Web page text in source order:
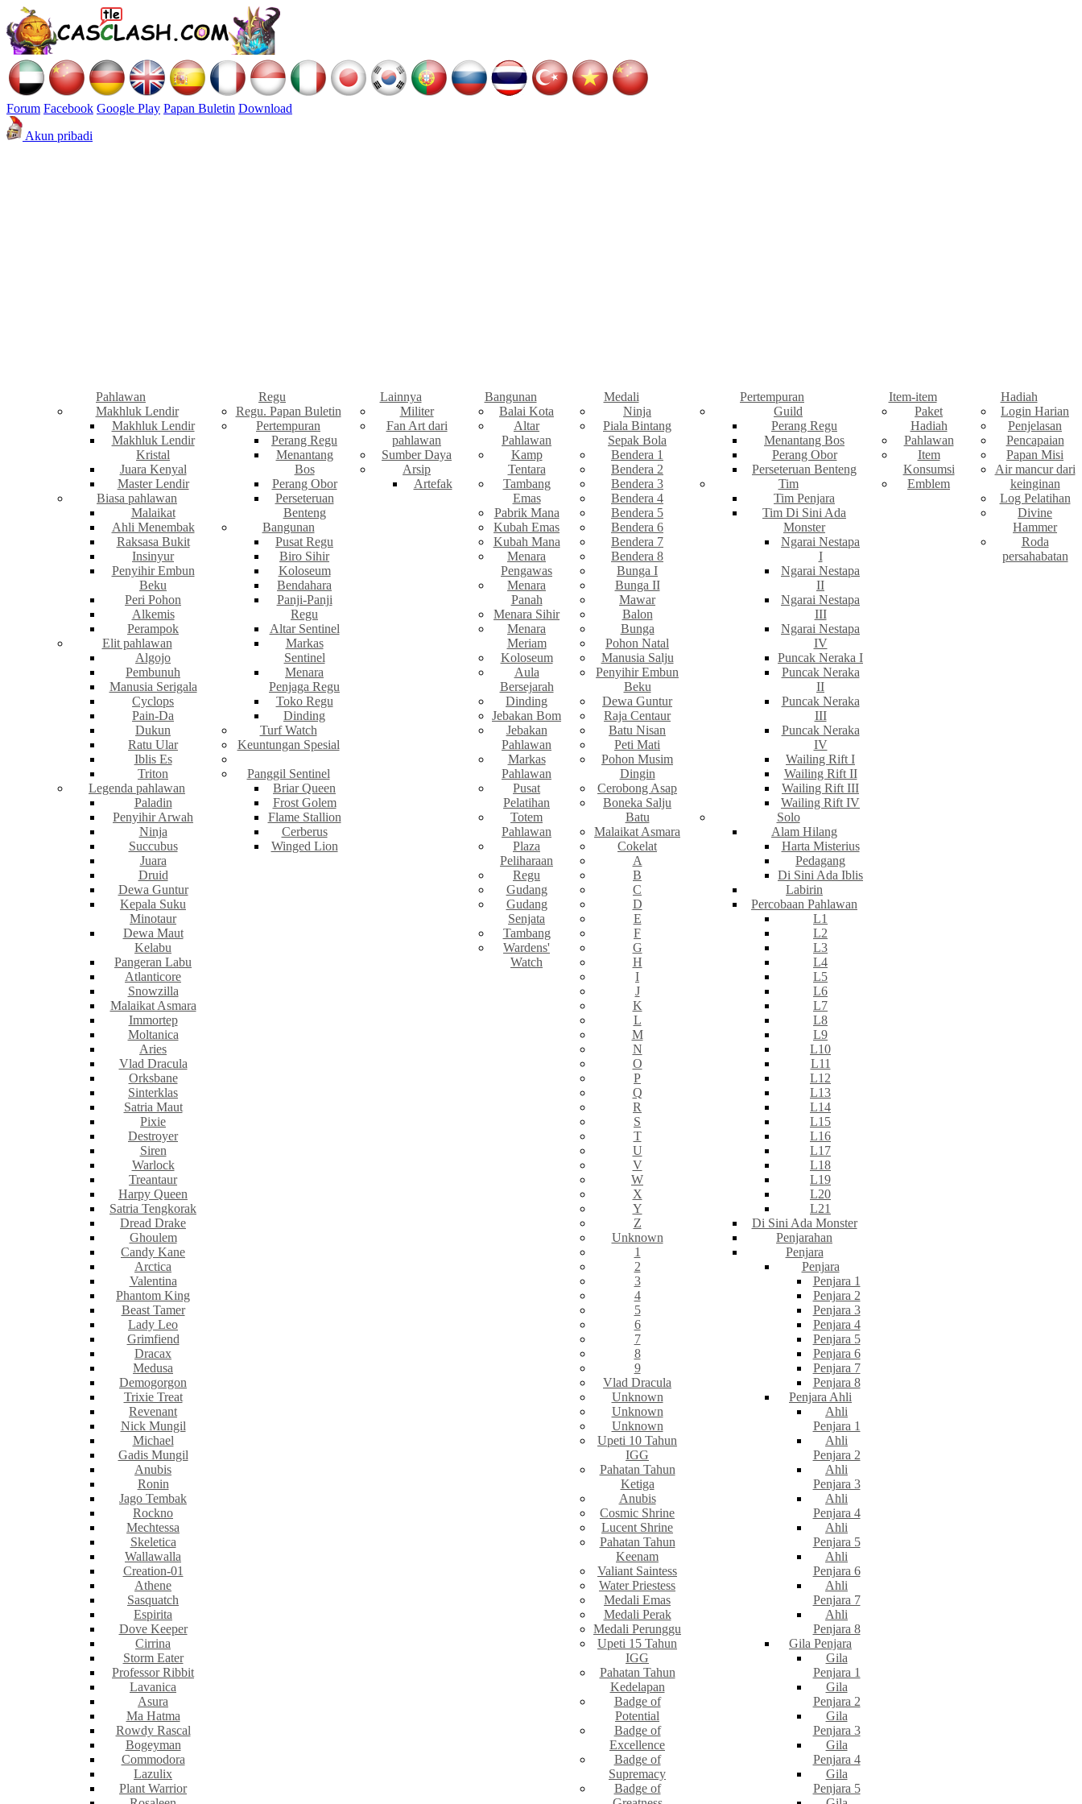
Forum Facebook Google Play Papan Buletin Download
Akun pribadi
Pahlawan
Makhluk Lendir
Makhluk Lendir
Makhluk Lendir
Kristal
Juara Kenyal
Master Lendir
Biasa pahlawan
Malaikat
Ahli Menembak
Raksasa Bukit
Insinyur
Penyihir Embun
Beku
Peri Pohon
Alkemis
Perampok
Elit pahlawan
Algojo
Pembunuh
Manusia Serigala
Cyclops
Pain-Da
Dukun
Ratu Ular
Iblis Es
Triton
Legenda pahlawan
Paladin
Penyihir Arwah
Ninja
Succubus
Juara
Druid
Dewa Guntur
Kepala Suku
Minotaur
Dewa Maut
Kelabu
Pangeran Labu
Atlanticore
Snowzilla
Malaikat Asmara
Immortep
Moltanica
Aries
Vlad Dracula
Orksbane
Sinterklas
Satria Maut
Pixie
Destroyer
Siren
Warlock
Treantaur
Harpy Queen
Satria Tengkorak
Dread Drake
Ghoulem
Candy Kane
Arctica
Valentina
Phantom King
Beast Tamer
Lady Leo
Grimfiend
Dracax
Medusa
Demogorgon
Trixie Treat
Revenant
Nick Mungil
Michael
Gadis Mungil
Anubis
Ronin
Jago Tembak
Rockno
Mechtessa
Skeletica
Wallawalla
Creation-01
Athene
Sasquatch
Espirita
Dove Keeper
Cirrina
Storm Eater
Professor Ribbit
Lavanica
Asura
Ma Hatma
Rowdy Rascal
Bogeyman
Commodora
Lazulix
Plant Warrior
Regu
Regu. Papan Buletin
Pertempuran
Perang Regu
Menantang
Bos
Perang Obor
Perseteruan
Benteng
Bangunan
Pusat Regu
Biro Sihir
Koloseum
Bendahara
Panji-Panji
Regu
Altar Sentinel
Markas
Sentinel
Menara
Penjaga Regu
Toko Regu
Dinding
Turf Watch
Keuntungan Spesial
Panggil Sentinel
Briar Queen
Frost Golem
Flame Stallion
Cerberus
Winged Lion
Lainnya
Militer
Fan Art dari
pahlawan
Sumber Daya
Arsip
Artefak
Bangunan
Balai Kota
Altar
Pahlawan
Kamp
Tentara
Tambang
Emas
Pabrik Mana
Kubah Emas
Kubah Mana
Menara
Pengawas
Menara
Panah
Menara Sihir
Menara
Meriam
Koloseum
Aula
Bersejarah
Dinding
Jebakan Bom
Jebakan
Pahlawan
Markas
Pahlawan
Pusat
Pelatihan
Totem
Pahlawan
Plaza
Peliharaan
Regu
Gudang
Gudang
Senjata
Tambang
Wardens'
Watch
Medali
Ninja
Piala Bintang
Sepak Bola
Bendera 1
Bendera 2
Bendera 3
Bendera 4
Bendera 5
Bendera 6
Bendera 7
Bendera 8
Bunga I
Bunga II
Mawar
Balon
Bunga
Pohon Natal
Manusia Salju
Penyihir Embun
Beku
Dewa Guntur
Raja Centaur
Batu Nisan
Peti Mati
Pohon Musim
Dingin
Cerobong Asap
Boneka Salju
Batu
Malaikat Asmara
Cokelat
A
B
C
D
E
F
G
H
I
J
K
L
M
N
O
P
Q
R
S
T
U
V
W
X
Y
Z
Unknown
1
2
3
4
5
6
7
8
9
Vlad Dracula
Unknown
Unknown
Unknown
Upeti 10 Tahun
IGG
Pahatan Tahun
Ketiga
Anubis
Cosmic Shrine
Lucent Shrine
Pahatan Tahun
Keenam
Valiant Saintess
Water Priestess
Medali Emas
Medali Perak
Medali Perunggu
Upeti 15 Tahun
IGG
Pahatan Tahun
Kedelapan
Badge of
Potential
Badge of
Excellence
Badge of
Supremacy
Badge of
Pertempuran
Guild
Perang Regu
Menantang Bos
Perang Obor
Perseteruan Benteng
Tim
Tim Penjara
Tim Di Sini Ada
Monster
Ngarai Nestapa
I
Ngarai Nestapa
II
Ngarai Nestapa
III
Ngarai Nestapa
IV
Puncak Neraka I
Puncak Neraka
II
Puncak Neraka
III
Puncak Neraka
IV
Wailing Rift I
Wailing Rift II
Wailing Rift III
Wailing Rift IV
Solo
Alam Hilang
Harta Misterius
Pedagang
Di Sini Ada Iblis
Labirin
Percobaan Pahlawan
L1
L2
L3
L4
L5
L6
L7
L8
L9
L10
L11
L12
L13
L14
L15
L16
L17
L18
L19
L20
L21
Di Sini Ada Monster
Penjarahan
Penjara
Penjara
Penjara 1
Penjara 2
Penjara 3
Penjara 4
Penjara 5
Penjara 6
Penjara 7
Penjara 8
Penjara Ahli
Ahli
Penjara 1
Ahli
Penjara 2
Ahli
Penjara 3
Ahli
Penjara 4
Ahli
Penjara 5
Ahli
Penjara 6
Ahli
Penjara 7
Ahli
Penjara 8
Gila Penjara
Gila
Penjara 1
Gila
Penjara 2
Gila
Penjara 3
Gila
Penjara 4
Gila
Penjara 5
Item-item
Paket
Hadiah
Pahlawan
Item
Konsumsi
Emblem
Hadiah
Login Harian
Penjelasan
Pencapaian
Papan Misi
Air mancur dari
keinginan
Log Pelatihan
Divine
Hammer
Roda
persahabatan